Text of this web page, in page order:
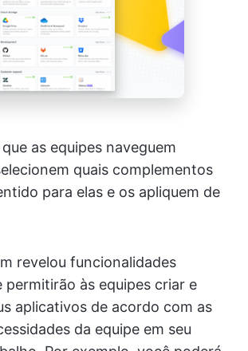
as equipes naveguem
quais complementos
para elas e os apliquem de
revelou funcionalidades
permitirão às equipes criar e
aplicativos de acordo com as
da equipe em seu